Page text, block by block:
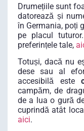
Drumețiile sunt
datorează și
în Germania, poți
pe placul
preferințele tale,
Totuși, dacă nu
dese sau al
accesibilă este
campăm, de
de a lua o gură
cuprindă atât
aici.